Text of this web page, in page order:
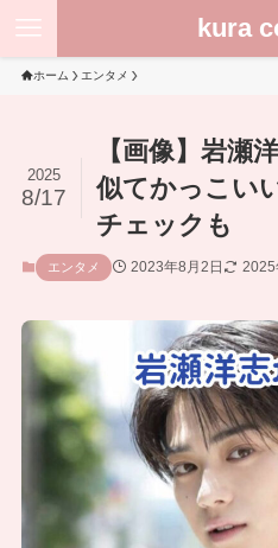
kura
ホーム エンタメ
【画像】岩瀬
似てかっこい
チェックも
2025
8/17
エンタメ 2023年8月2日 2025